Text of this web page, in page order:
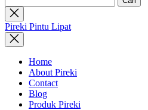
untuk:
Close
search
Pireki Pintu Lipat
Home
About Pireki
Contact
Blog
Produk Pireki